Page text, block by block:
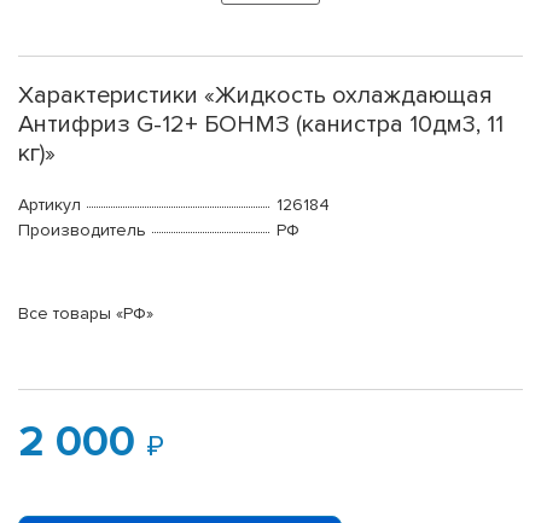
Характеристики «Жидкость охлаждающая
Антифриз G-12+ БОНМЗ (канистра 10дм3, 11
кг)»
Артикул
126184
Производитель
РФ
Все товары «РФ»
2 000